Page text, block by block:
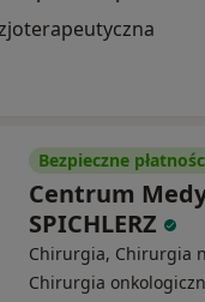
Bezpieczne
Centrum
SPICHLERZ
Chirurgia, Chirurgia
Chirurgia